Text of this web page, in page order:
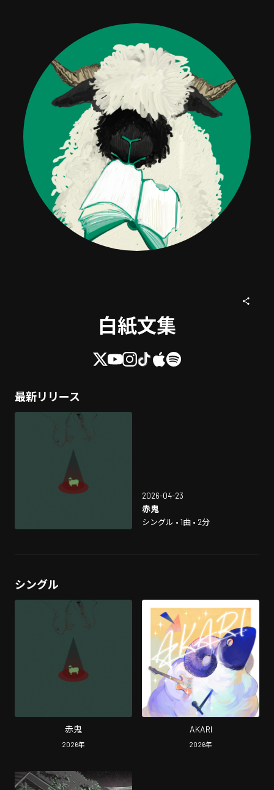
白紙文集
最新リリース
2026-04-23
赤鬼
シングル • 1曲 • 2分
シングル
赤鬼
2026年
AKARI
2026年